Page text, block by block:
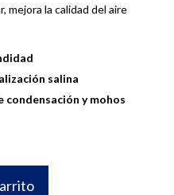
mejora la calidad del aire
salina
condensación y mohos